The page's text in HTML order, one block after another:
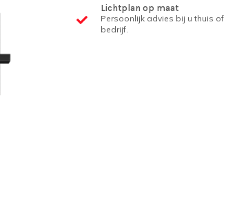
Lichtplan op maat
Persoonlijk advies bij u thuis of
bedrijf.